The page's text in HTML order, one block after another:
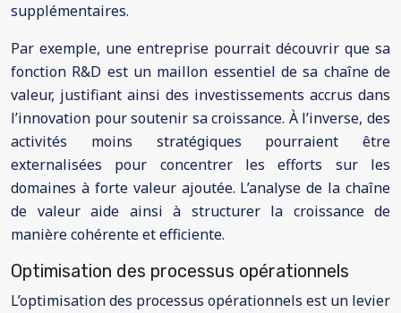
supplémentaires.
Par exemple, une entreprise pourrait découvrir que sa
fonction R&D est un maillon essentiel de sa chaîne de
valeur, justifiant ainsi des investissements accrus dans
l’innovation pour soutenir sa croissance. À l’inverse, des
activités moins stratégiques pourraient être
externalisées pour concentrer les efforts sur les
domaines à forte valeur ajoutée. L’analyse de la chaîne
de valeur aide ainsi à structurer la croissance de
manière cohérente et efficiente.
Optimisation des processus opérationnels
L’optimisation des processus opérationnels est un levier